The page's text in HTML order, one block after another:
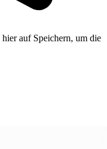
auf Speichern, um die